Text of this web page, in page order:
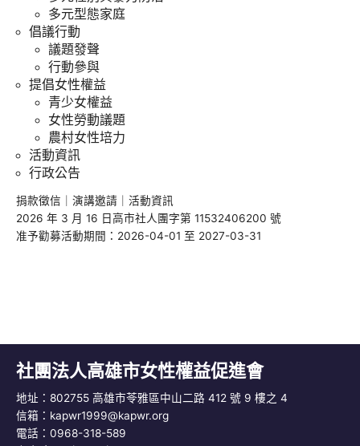
多元型態家庭
倡議行動
議題發聲
行動參與
提倡女性權益
青少女權益
女性勞動議題
農村女性培力
活動資訊
行政公告
捐款徵信 演講邀請
活動資訊
2026 年 3 月 16 日高市社人團字第 11532406200 號
准予勸募活動期間：2026-04-01 至 2027-03-31
社團法人高雄市女性權益促進會
地址：802755 高雄市苓雅區中山二路 412 號 9 樓之 4
信箱： kapwr1999@kapwr.org
電話：0968-318-589